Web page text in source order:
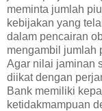
meminta jumlah
kebijakan yang
dalam pencairan
mengambil jumlah
Agar nilai jaminan
diikat dengan
Bank memiliki
ketidakmampuan